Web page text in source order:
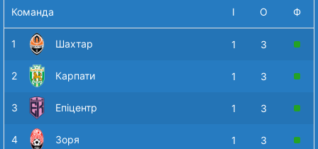
Команда І О Ф
1 Шахтар 1 3
2 Карпати 1 3
3 Епіцентр 1 3
4 Зоря 1 3